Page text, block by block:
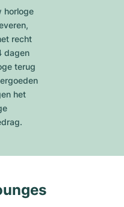
horloge
recht
dagen
terug
het